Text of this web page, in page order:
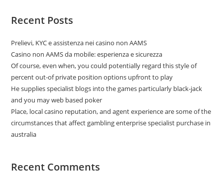
Recent Posts
Prelievi, KYC e assistenza nei casino non AAMS
Casino non AAMS da mobile: esperienza e sicurezza
Of course, even when, you could potentially regard this style of
percent out-of private position options upfront to play
He supplies specialist blogs into the games particularly black-jack
and you may web based poker
Place, local casino reputation, and agent experience are some of the
circumstances that affect gambling enterprise specialist purchase in
australia
Recent Comments